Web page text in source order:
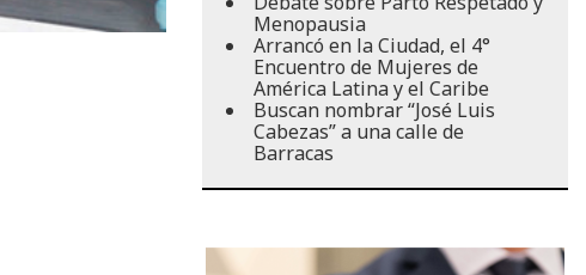
Menopausia
Arrancó en la Ciudad, el 4°
Encuentro de Mujeres de
América Latina y el Caribe
Buscan nombrar “José Luis
Cabezas” a una calle de
Barracas